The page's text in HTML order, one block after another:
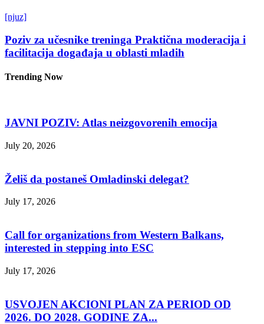
[njuz]
Poziv za učesnike treninga Praktična moderacija i
facilitacija događaja u oblasti mladih
Trending Now
JAVNI POZIV: Atlas neizgovorenih emocija
July 20, 2026
Želiš da postaneš Omladinski delegat?
July 17, 2026
Call for organizations from Western Balkans,
interested in stepping into ESC
July 17, 2026
USVOJEN AKCIONI PLAN ZA PERIOD OD
2026. DO 2028. GODINE ZA...